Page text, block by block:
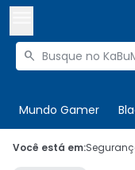
Buscar produtos

Mundo Gamer
 Olá. Acesse
Você está em: